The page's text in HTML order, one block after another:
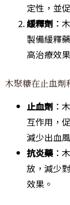
定性，並
緩釋劑 ：
製備緩釋
高治療效
木聚糖在止血劑
止血劑 ：
互作用，
減少出血
抗炎藥 ：
放，減少
效果。